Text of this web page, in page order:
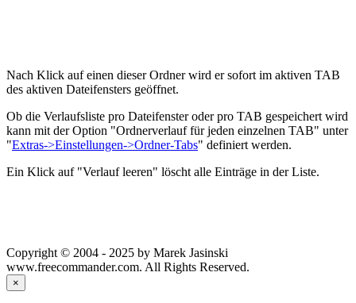
Nach Klick auf einen dieser Ordner wird er sofort im aktiven TAB
des aktiven Dateifensters geöffnet.
Ob die Verlaufsliste pro Dateifenster oder pro TAB gespeichert wird
kann mit der Option "Ordnerverlauf für jeden einzelnen TAB" unter
"Extras->Einstellungen->Ordner-Tabs" definiert werden.
Ein Klick auf "Verlauf leeren" löscht alle Einträge in der Liste.
Copyright © 2004 - 2025 by Marek Jasinski
www.freecommander.com. All Rights Reserved.
×